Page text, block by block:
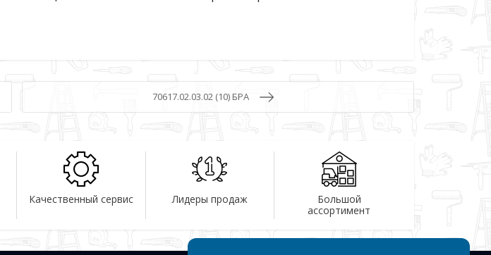
70617.02.03.02 (10) БРА
Качественный сервис Лидеры продаж
Большой
ассортимент